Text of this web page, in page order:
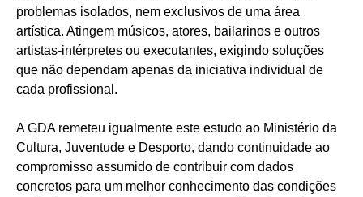
problemas isolados, nem exclusivos de uma área
artística. Atingem músicos, atores, bailarinos e outros
artistas-intérpretes ou executantes, exigindo soluções
que não dependam apenas da iniciativa individual de
cada profissional.
A GDA remeteu igualmente este estudo ao Ministério da
Cultura, Juventude e Desporto, dando continuidade ao
compromisso assumido de contribuir com dados
concretos para um melhor conhecimento das condições